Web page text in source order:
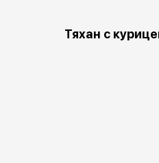
Тяхан с